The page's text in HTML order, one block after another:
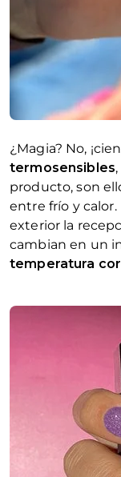
¿Magia? No,
termosensibles
producto, son
entre frío y
exterior la
cambian en un
temperatura